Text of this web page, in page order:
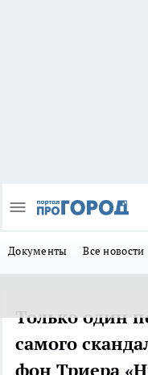
Документы Все новости
Только один
самого